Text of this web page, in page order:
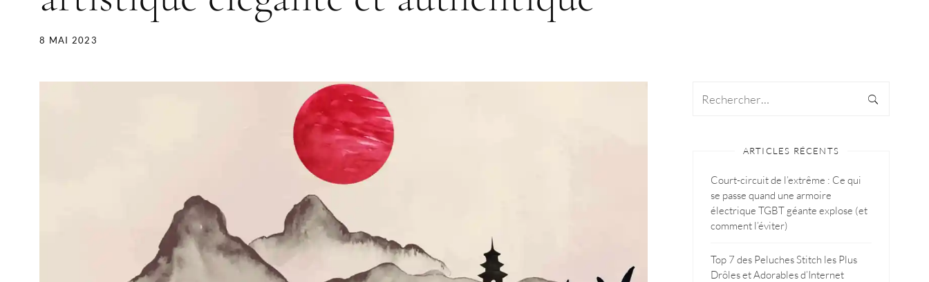
8 MAI 2023
ARTICLES RÉCENTS
Court-circuit de l’extrême : Ce qui
se passe quand une armoire
électrique TGBT géante explose (et
comment l’éviter)
Top 7 des Peluches Stitch les Plus
Drôles et Adorables d’Internet